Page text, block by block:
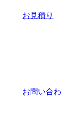
お見積り
お問い合わ